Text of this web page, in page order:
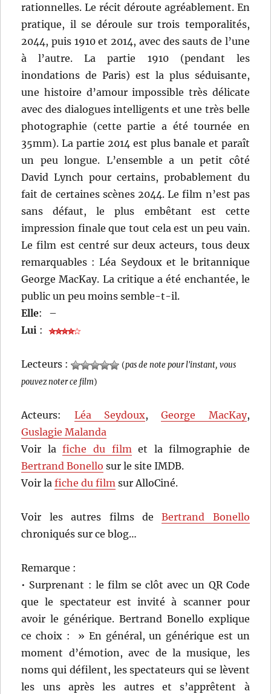
rationnelles. Le récit déroute agréablement. En
pratique, il se déroule sur trois temporalités,
2044, puis 1910 et 2014, avec des sauts de l’une
à l’autre. La partie 1910 (pendant les
inondations de Paris) est la plus séduisante,
une histoire d’amour impossible très délicate
avec des dialogues intelligents et une très belle
photographie (cette partie a été tournée en
35mm). La partie 2014 est plus banale et paraît
un peu longue. L’ensemble a un petit côté
David Lynch pour certains, probablement du
fait de certaines scènes 2044. Le film n’est pas
sans défaut, le plus embêtant est cette
impression finale que tout cela est un peu vain.
Le film est centré sur deux acteurs, tous deux
remarquables : Léa Seydoux et le britannique
George MacKay. La critique a été enchantée, le
public un peu moins semble-t-il.
Elle:
–
Lui :
Lecteurs : (pas de note pour l'instant, vous
pouvez noter ce film)
Acteurs: Léa Seydoux,George MacKay,
Guslagie Malanda
Voir lafiche du filmet la filmographie de
Bertrand Bonello sur le site IMDB.
Voir lafiche du film sur AlloCiné.
Voir les autres films deBertrand Bonello
chroniqués sur ce blog…
Remarque :
• Surprenant : le film se clôt avec un QR Code
que le spectateur est invité à scanner pour
avoir le générique. Bertrand Bonello explique
ce choix : » En général, un générique est un
moment d’émotion, avec de la musique, les
noms qui défilent, les spectateurs qui se lèvent
les uns après les autres et s’apprêtent à